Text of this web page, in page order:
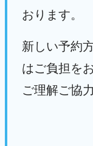
おります。
新しい予約
はご負担を
ご理解ご協